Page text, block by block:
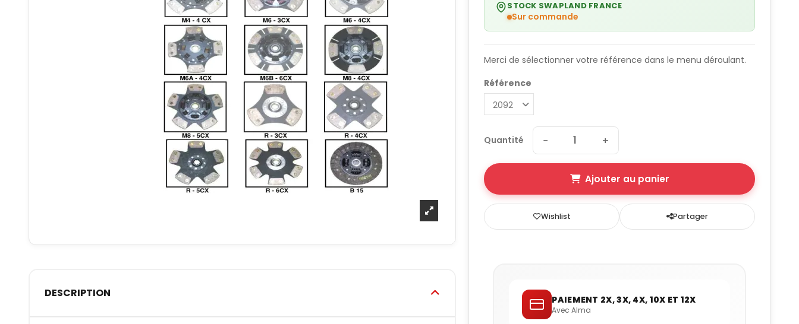
DESCRIPTION
STOCK SWAPLAND FRANCE
Sur commande
Merci de sélectionner votre référence dans le menu déroulant.
Référence
Quantité − +
Ajouter au panier
Wishlist Partager
PAIEMENT 2X, 3X, 4X, 10X ET 12X
Avec Alma